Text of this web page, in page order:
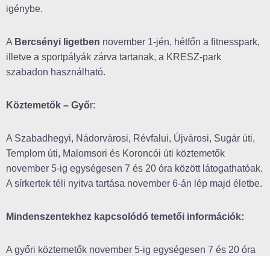
igénybe.
A Bercsényi ligetben november 1-jén, hétfőn a fitnesspark,
illetve a sportpályák zárva tartanak, a KRESZ-park
szabadon használható.
Köztemetők – Győr:
A Szabadhegyi, Nádorvárosi, Révfalui, Újvárosi, Sugár úti,
Templom úti, Malomsori és Koroncói úti köztemetők
november 5-ig egységesen 7 és 20 óra között látogathatóak.
A sírkertek téli nyitva tartása november 6-án lép majd életbe.
Mindenszentekhez kapcsolódó temetői információk:
A győri köztemetők november 5-ig egységesen 7 és 20 óra